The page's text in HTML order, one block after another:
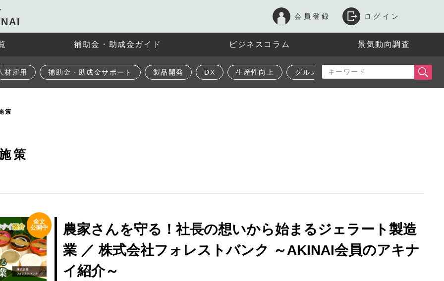
会員登録 ログイン
補助金・助成金ガイド ビジネスコラム 景気動向調査
材雇用 補助金・助成金サポート 製品開発 DX 生産性向上 グルメ
策
策
全文
公開中
農家さんを守る！社長の想いから始まるジェラート製造
業 ／ 株式会社フォレストバンク ～AKINAI会員のアキナ
イ紹介～